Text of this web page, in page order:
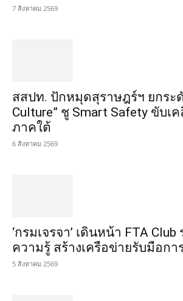
7 สิงหาคม 2569
สสปท. ปักหมุดสุราษฎร์ฯ ยกระ
Culture” ชู Smart Safety ขับเ
ภาคใต้
6 สิงหาคม 2569
‘กรมเจรจา’ เดินหน้า FTA
ความรู้ สร้างเครือข่ายรับมือกา
5 สิงหาคม 2569